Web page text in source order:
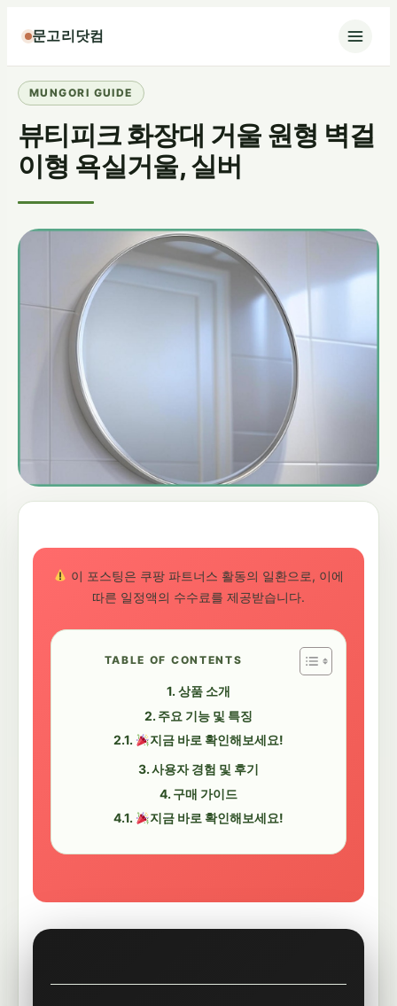
츠
로
로
가
문고리닷컴
뷰티피크 화장대 거울 원형 벽걸
이형 욕실거울, 실버
이 포스팅은 쿠팡 파트너스 활동의 일환으로, 이에
따른 일정액의 수수료를 제공받습니다.
TABLE OF CONTENTS
상품 소개
주요 기능 및 특징
지금 바로 확인해보세요!
사용자 경험 및 후기
구매 가이드
지금 바로 확인해보세요!